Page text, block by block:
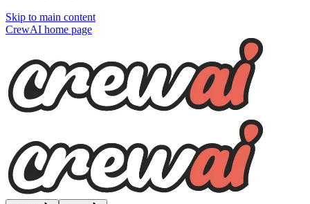
Skip to main content
CrewAI home page